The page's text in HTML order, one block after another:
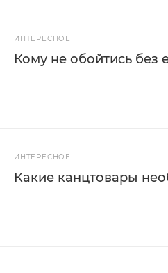
ИНТЕРЕСНОЕ
Кому не обойтись без
ИНТЕРЕСНОЕ
Какие канцтовары